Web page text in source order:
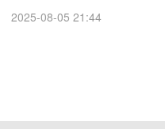
2025-08-05 21:44